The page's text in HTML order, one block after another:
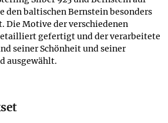
den baltischen Bernstein besonders
Die Motive der verschiedenen
gefertigt und der verarbeitete
seiner Schönheit und seiner
ausgewählt.